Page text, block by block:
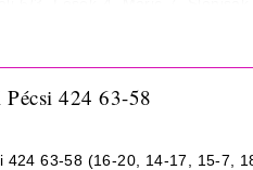
424 63-58
424 63-58 (16-20, 14-17, 15-7,